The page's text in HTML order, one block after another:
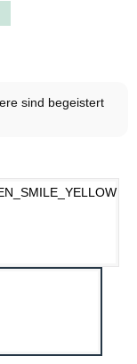
sind begeistert